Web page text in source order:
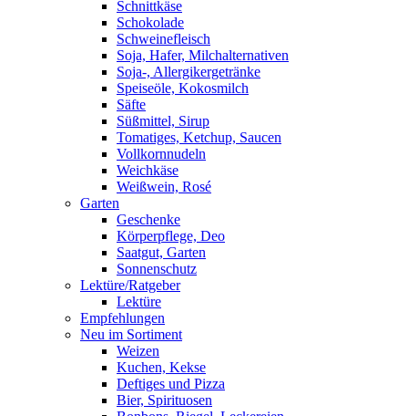
Schnittkäse
Schokolade
Schweinefleisch
Soja, Hafer, Milchalternativen
Soja-, Allergikergetränke
Speiseöle, Kokosmilch
Säfte
Süßmittel, Sirup
Tomatiges, Ketchup, Saucen
Vollkornnudeln
Weichkäse
Weißwein, Rosé
Garten
Geschenke
Körperpflege, Deo
Saatgut, Garten
Sonnenschutz
Lektüre/Ratgeber
Lektüre
Empfehlungen
Neu im Sortiment
Weizen
Kuchen, Kekse
Deftiges und Pizza
Bier, Spirituosen